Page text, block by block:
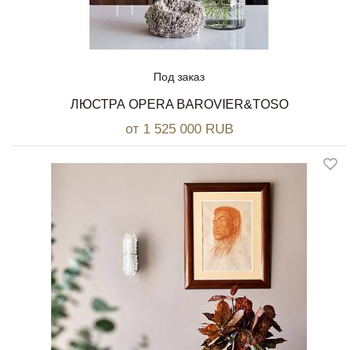
Под заказ
ЛЮСТРА OPERA BAROVIER&TOSO
от 1 525 000 RUB